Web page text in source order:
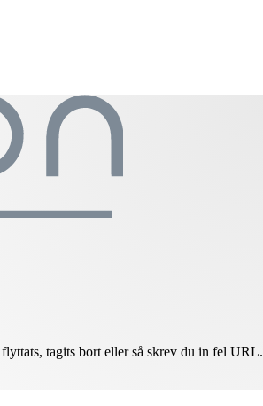
tagits bort eller så skrev du in fel URL.